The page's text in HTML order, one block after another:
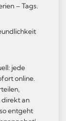
– Tags.
jede
online.
an
entgeht